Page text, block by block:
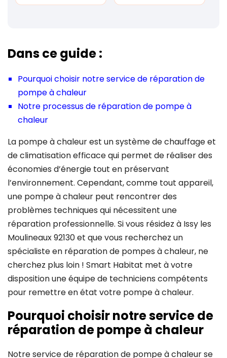
Dans ce guide :
Pourquoi choisir notre service de réparation de
pompe à chaleur
Notre processus de réparation de pompe à
chaleur
La pompe à chaleur est un système de chauffage et
de climatisation efficace qui permet de réaliser des
économies d’énergie tout en préservant
l’environnement. Cependant, comme tout appareil,
une pompe à chaleur peut rencontrer des
problèmes techniques qui nécessitent une
réparation professionnelle. Si vous résidez à Issy les
Moulineaux 92130 et que vous recherchez un
spécialiste en réparation de pompes à chaleur, ne
cherchez plus loin ! Smart Habitat met à votre
disposition une équipe de techniciens compétents
pour remettre en état votre pompe à chaleur.
Pourquoi choisir notre service de
réparation de pompe à chaleur
Notre service de réparation de pompe à chaleur se